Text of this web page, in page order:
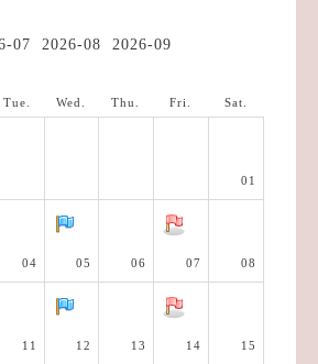
07 2026-08 2026-09
Tue. Wed. Thu. Fri. Sat.
01
04 05 06 07 08
11 12 13 14 15